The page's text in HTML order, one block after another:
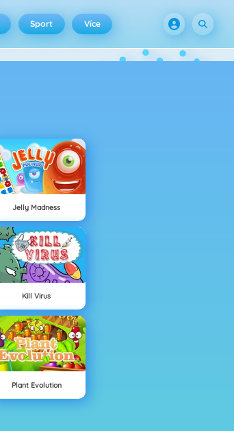
Sport Více
Jelly Madness
Kill Virus
Plant Evolution